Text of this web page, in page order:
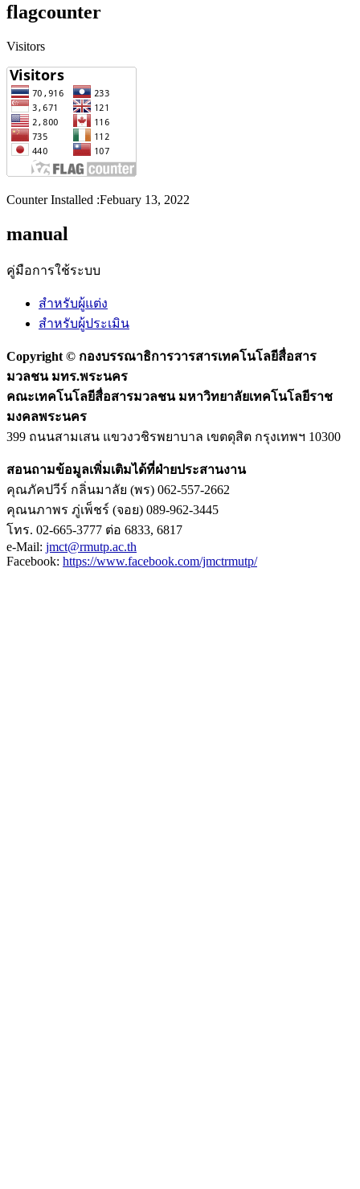
flagcounter
Visitors
Counter Installed :Febuary 13, 2022
manual
คู่มือการใช้ระบบ
สำหรับผู้แต่ง
สำหรับผู้ประเมิน
Copyright © กองบรรณาธิการวารสารเทคโนโลยีสื่อสาร
มวลชน มทร.พระนคร
คณะเทคโนโลยีสื่อสารมวลชน มหาวิทยาลัยเทคโนโลยีราช
มงคลพระนคร
399 ถนนสามเสน แขวงวชิรพยาบาล เขตดุสิต กรุงเทพฯ 10300
สอนถามข้อมูลเพิ่มเติมได้ที่ฝ่ายประสานงาน
คุณภัคปวีร์ กลิ่นมาลัย (พร) 062-557-2662
คุณนภาพร ภู่เพ็ชร์ (จอย) 089-962-3445
โทร. 02-665-3777 ต่อ 6833, 6817
e-Mail: jmct@rmutp.ac.th
Facebook: https://www.facebook.com/jmctrmutp/